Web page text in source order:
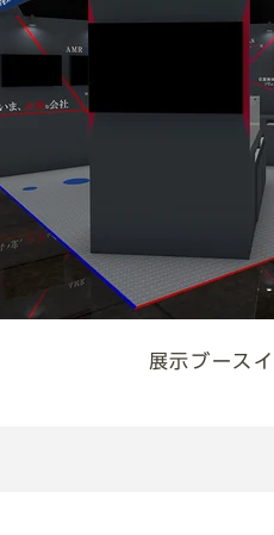
展示ブース